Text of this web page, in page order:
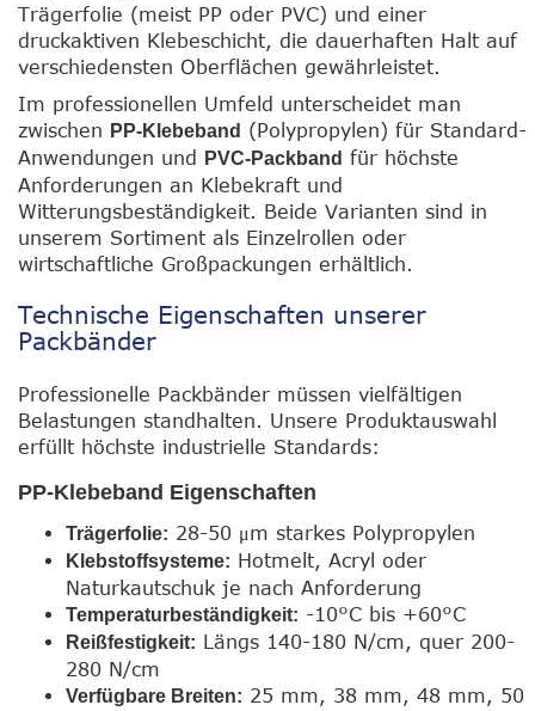
Trägerfolie (meist PP oder PVC) und einer
druckaktiven Klebeschicht, die dauerhaften Halt auf
verschiedensten Oberflächen gewährleistet.
Im professionellen Umfeld unterscheidet man
zwischen PP-Klebeband (Polypropylen) für Standard-
Anwendungen und
PVC-Packband für höchste
Anforderungen an Klebekraft und
Witterungsbeständigkeit. Beide Varianten sind in
unserem Sortiment als Einzelrollen oder
wirtschaftliche Großpackungen erhältlich.
Technische Eigenschaften unserer
Packbänder
Professionelle Packbänder müssen vielfältigen
Belastungen standhalten. Unsere Produktauswahl
erfüllt höchste industrielle Standards:
PP-Klebeband Eigenschaften
Trägerfolie: 28-50 μm starkes Polypropylen
Klebstoffsysteme: Hotmelt, Acryl oder
Naturkautschuk je nach Anforderung
Temperaturbeständigkeit: -10°C bis +60°C
Reißfestigkeit: Längs 140-180 N/cm, quer 200-
280 N/cm
Verfügbare Breiten: 25 mm, 38 mm, 48 mm, 50